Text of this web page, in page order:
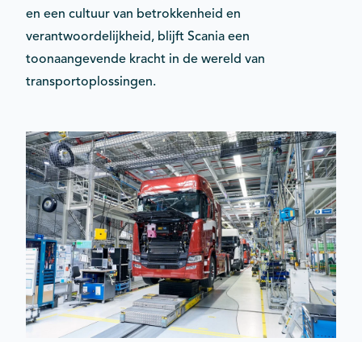
en een cultuur van betrokkenheid en
verantwoordelijkheid, blijft Scania een
toonaangevende kracht in de wereld van
transportoplossingen.